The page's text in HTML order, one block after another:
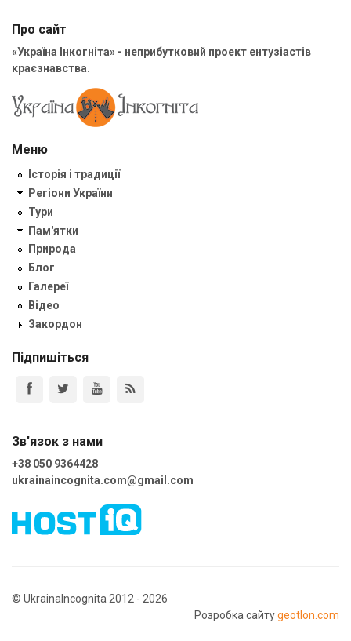
Про сайт
«Україна Інкогніта» - неприбутковий проект ентузіастів
краєзнавства.
Меню
Історія і традиції
Регіони України
Тури
Пам'ятки
Природа
Блог
Галереї
Відео
Закордон
Підпишіться
Зв'язок з нами
+38 050 9364428
ukrainaincognita.com@gmail.com
© UkrainaIncognita 2012 - 2026
Розробка сайтуgeotlon.com